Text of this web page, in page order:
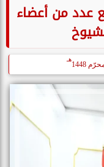
عدد من أعضاء
هـ